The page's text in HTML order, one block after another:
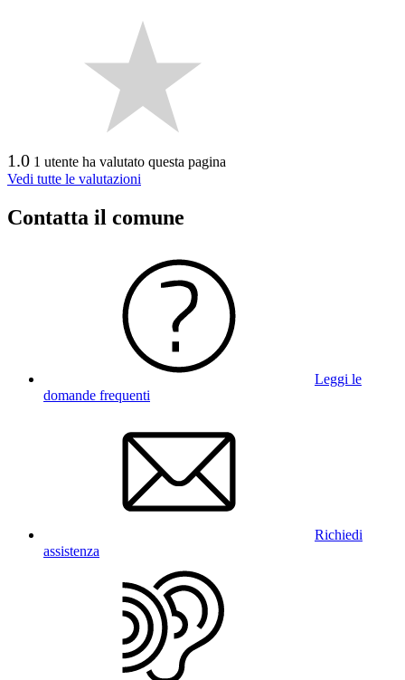
1.0 1 utente ha valutato questa pagina
Vedi tutte le valutazioni
Contatta il comune
Leggi le
domande frequenti
Richiedi
assistenza